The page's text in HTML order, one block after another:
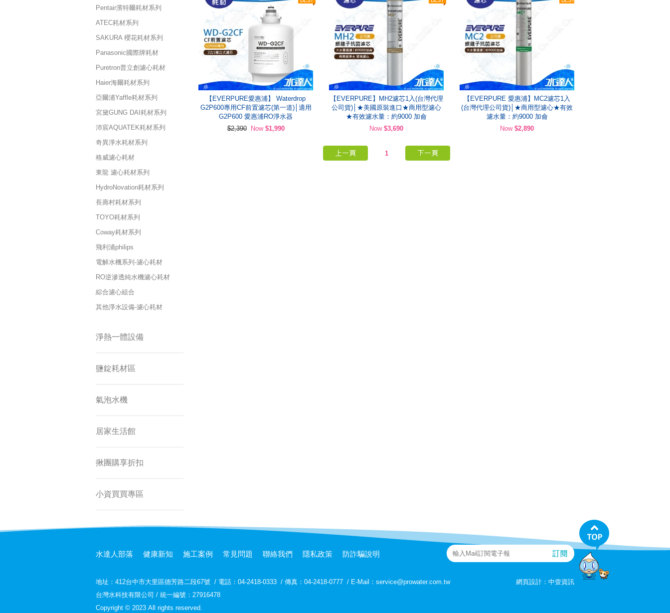
Pentair濱特爾耗材系列
ATEC耗材系列
SAKURA 櫻花耗材系列
Panasonic國際牌耗材
Puretron普立創濾心耗材
Haier海爾耗材系列
亞爾浦Yaffle耗材系列
宮黛GUNG DAI耗材系列
沛宸AQUATEK耗材系列
奇異淨水耗材系列
格威濾心耗材
東龍 濾心耗材系列
HydroNovation耗材系列
長壽村耗材系列
TOYO耗材系列
Coway耗材系列
飛利浦philips
電解水機系列-濾心耗材
RO逆滲透純水機濾心耗材
綜合濾心組合
其他淨水設備-濾心耗材
淨熱一體設備
鹽錠耗材區
氣泡水機
居家生活館
揪團購享折扣
小資買買專區
【EVERPURE愛惠浦】 Waterdrop
G2P600專用CF前置濾芯(第一道)│適用
G2P600 愛惠浦RO淨水器
$2,390
Now $1,990
【EVERPURE】MH2濾芯1入(台灣代理
公司貨)│★美國原裝進口★商用型濾心
★有效濾水量：約9000 加侖
Now $3,690
【EVERPURE 愛惠浦】MC2濾芯1入
(台灣代理公司貨)│★商用型濾心★有效
濾水量：約9000 加侖
Now $2,890
1
水達人部落 健康新知 施工案例 常見問題 聯絡我們 隱私政策 防詐騙說明
地址： 412台中市大里區德芳路二段67號 / 電話：04-2418-0333 / 傳真：04-2418-0777 / E-Mail：service@prowater.com.tw
台灣水科技有限公司 / 統一編號：27916478
Copyright © 2023 All rights reserved.
網頁設計： 中壹資訊